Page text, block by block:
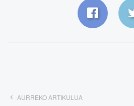
AURREKO ARTIKULUA